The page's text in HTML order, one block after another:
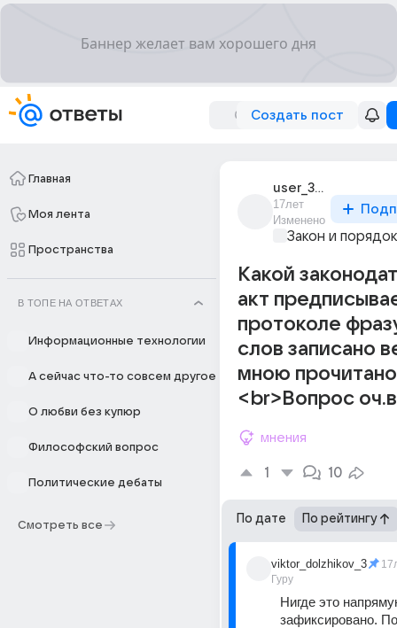
Создать пост
Главная
Моя лента
Пространства
В ТОПЕ НА ОТВЕТАХ
Информационные технологии
А сейчас что-то совсем другое
О любви без купюр
Философский вопрос
Политические дебаты
Смотреть все
user_344365
17лет
Изменено
Закон и порядок
Какой
акт
протоколе
слов записано
мною
<br>Вопрос
мнения
1 10
По дате По рейтингу
viktor_dolzhikov_3
Гуру
Нигде это
зафиксировано.